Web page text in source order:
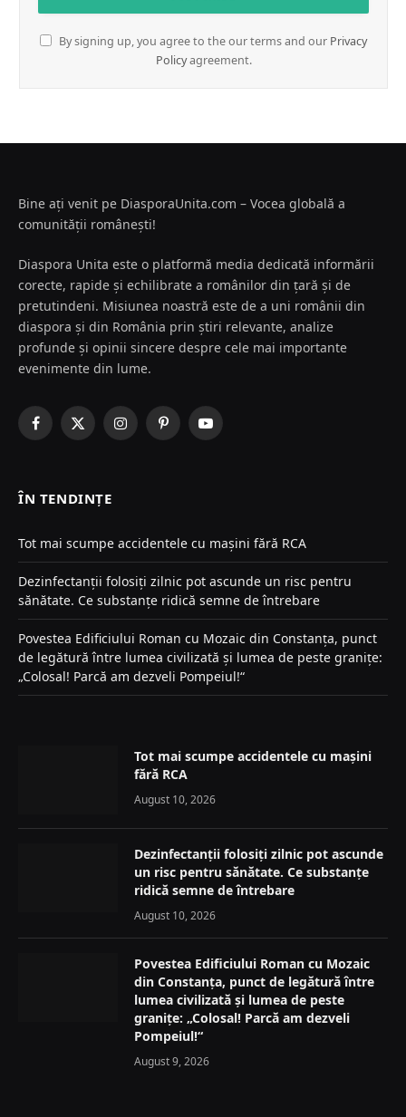
By signing up, you agree to the our terms and our Privacy
Policyagreement.
Bine ați venit pe DiasporaUnita.com – Vocea globală a
comunității românești!
Diaspora Unita este o platformă media dedicată informării
corecte, rapide și echilibrate a românilor din țară și de
pretutindeni. Misiunea noastră este de a uni românii din
diaspora și din România prin știri relevante, analize
profunde și opinii sincere despre cele mai importante
evenimente din lume.
Facebook
X
InstagramPinterestYouTube
ÎN TENDINȚE
Tot mai scumpe accidentele cu mașini fără RCA
Dezinfectanții folosiți zilnic pot ascunde un risc pentru
sănătate. Ce substanțe ridică semne de întrebare
Povestea Edificiului Roman cu Mozaic din Constanța, punct
de legătură între lumea civilizată și lumea de peste granițe:
„Colosal! Parcă am dezveli Pompeiul!“
Tot mai scumpe accidentele cu mașini
fără RCA
August 10, 2026
Dezinfectanții folosiți zilnic pot ascunde
un risc pentru sănătate. Ce substanțe
ridică semne de întrebare
August 10, 2026
Povestea Edificiului Roman cu Mozaic
din Constanța, punct de legătură între
lumea civilizată și lumea de peste
granițe: „Colosal! Parcă am dezveli
Pompeiul!“
August 9, 2026